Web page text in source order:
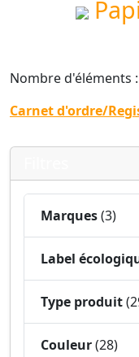
Nombre d'éléments :
Carnet d'ordre/
Marques(3)
Label
Type produit
Couleur(28)